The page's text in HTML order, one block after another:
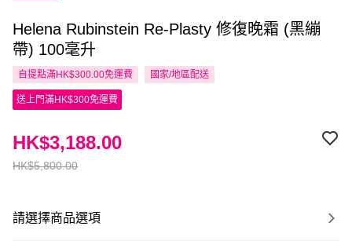
Helena Rubinstein Re-Plasty 修復晚霜 (黑繃
帶) 100毫升
自提點滿HK$300.00免運費 國家/地區配送
送上門滿HK$300免運費
HK$5,800.00
HK$3,188.00
請選擇商品選項